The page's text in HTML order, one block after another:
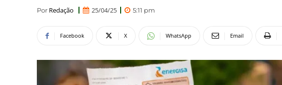
Por Redação 25/04/25 5:11 pm
Facebook X WhatsApp Email